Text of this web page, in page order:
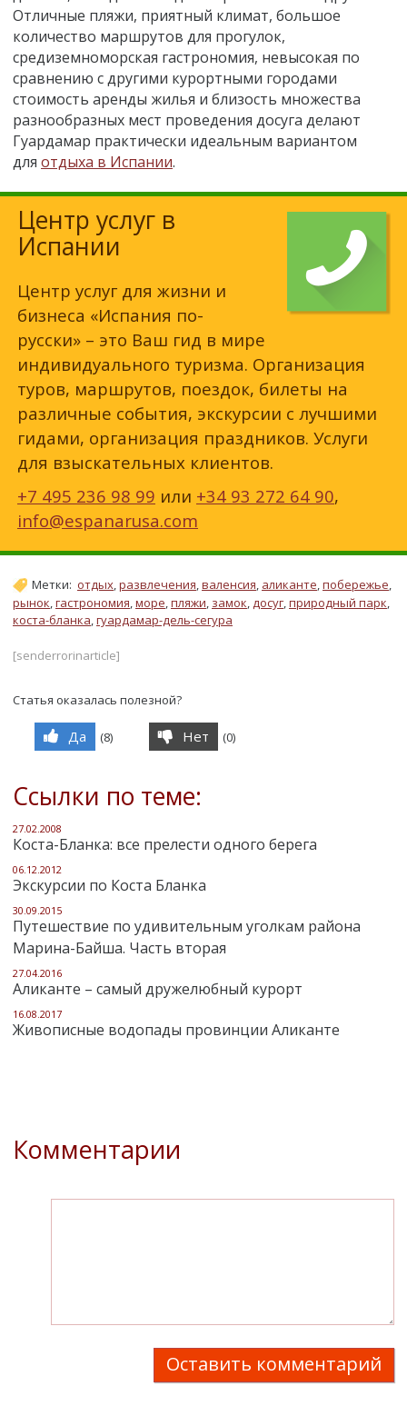
Отличные пляжи, приятный климат, большое
количество маршрутов для прогулок,
средиземноморская гастрономия, невысокая по
сравнению с другими курортными городами
стоимость аренды жилья и близость множества
разнообразных мест проведения досуга делают
Гуардамар практически идеальным вариантом
для отдыха в Испании.
Центр услуг в
Испании
Центр услуг для жизни и
бизнеса «Испания по-
русски» – это Ваш гид в мире
индивидуального туризма. Организация
туров, маршрутов, поездок, билеты на
различные события, экскурсии с лучшими
гидами, организация праздников. Услуги
для взыскательных клиентов.
+7 495 236 98 99 или +34 93 272 64 90,
info@espanarusa.com
Метки: отдых,развлечения,валенсия, аликанте,побережье,
рынок,гастрономия,море,пляжи, замок,досуг,природный парк,
коста-бланка,гуардамар-дель-сегура
[senderrorinarticle]
Статья оказалась полезной?
Да (8) Нет (0)
Ссылки по теме:
27.02.2008
Коста-Бланка: все прелести одного берега
06.12.2012
Экскурсии по Коста Бланка
30.09.2015
Путешествие по удивительным уголкам района
Марина-Байша. Часть вторая
27.04.2016
Аликанте – самый дружелюбный курорт
16.08.2017
Живописные водопады провинции Аликанте
Комментарии
Оставить комментарий